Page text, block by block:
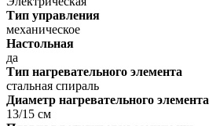
Тип управления
механическое
Настольная
да
Тип нагревательного элемента
стальная спираль
Диаметр нагревательного элемента
13/15 см